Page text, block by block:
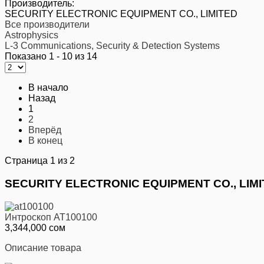
Производитель:
SECURITY ELECTRONIC EQUIPMENT CO., LIMITED
Все производители
Astrophysics
L-3 Communications, Security & Detection Systems
Показано 1 - 10 из 14
В начало
Назад
1
2
Вперёд
В конец
Страница 1 из 2
SECURITY ELECTRONIC EQUIPMENT CO.,
Интроскоп AT100100
3,344,000 сом
Описание товара